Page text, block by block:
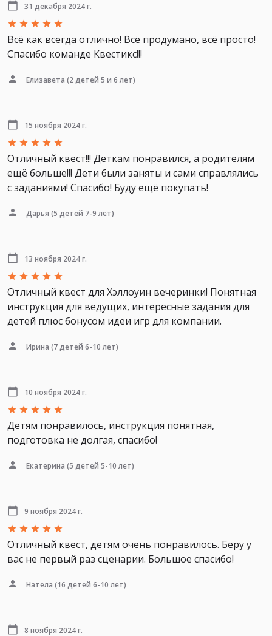
31 декабря 2024 г.
Всё как всегда отлично! Всё продумано, всё просто!
Спасибо команде Квестикс!!!
Елизавета (2 детей 5 и 6 лет)
15 ноября 2024 г.
Отличный квест!!! Деткам понравился, а родителям
ещё больше!!! Дети были заняты и сами справлялись
с заданиями! Спасибо! Буду ещё покупать!
Дарья (5 детей 7-9 лет)
13 ноября 2024 г.
Отличный квест для Хэллоуин вечеринки! Понятная
инструкция для ведущих, интересные задания для
детей плюс бонусом идеи игр для компании.
Ирина (7 детей 6-10 лет)
10 ноября 2024 г.
Детям понравилось, инструкция понятная,
подготовка не долгая, спасибо!
Екатерина (5 детей 5-10 лет)
9 ноября 2024 г.
Отличный квест, детям очень понравилось. Беру у
вас не первый раз сценарии. Большое спасибо!
Натела (16 детей 6-10 лет)
8 ноября 2024 г.